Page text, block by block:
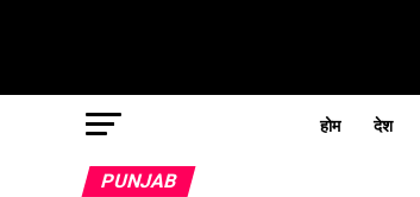
होम देश
PUNJAB